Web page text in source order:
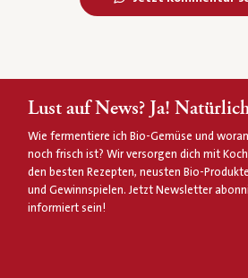
Lust auf News? Ja!
Wie fermentiere ich Bio-Gemüse und
noch frisch ist? Wir versorgen dich mit
den besten Rezepten, neusten Bio-
und Gewinnspielen. Jetzt Newsletter
informiert sein!